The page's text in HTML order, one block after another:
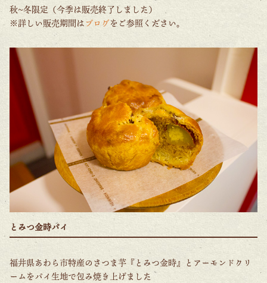
秋~冬限定（今季は販売終了しました）
※詳しい販売期間はブログをご参照ください。
とみつ金時パイ
福井県あわら市特産のさつま芋『とみつ金時』とアーモンドクリ
ームをパイ生地で包み焼き上げました